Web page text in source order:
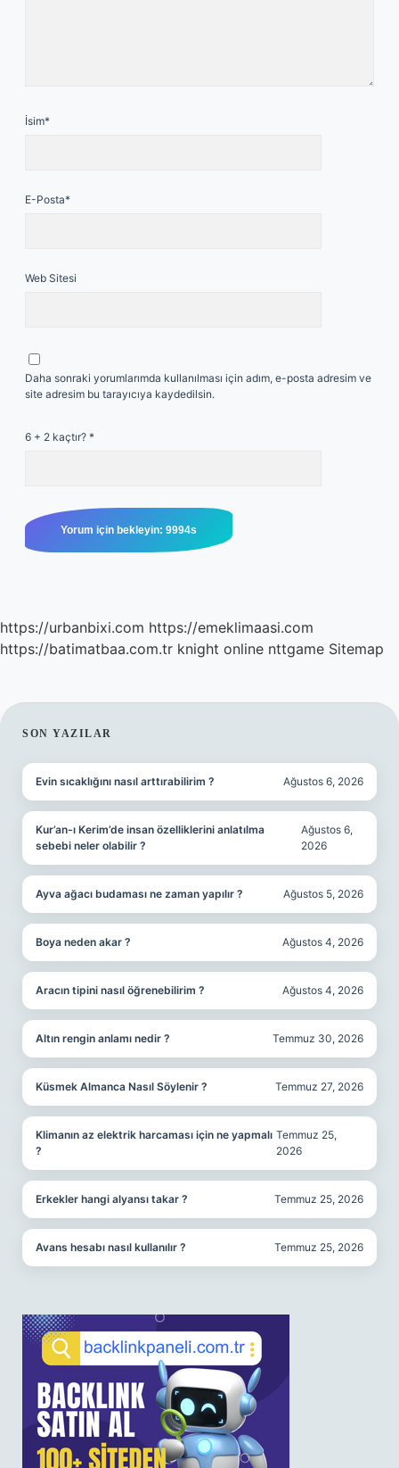
İsim*
E-Posta*
Web Sitesi
Daha sonraki yorumlarımda kullanılması için adım, e-posta adresim ve
site adresim bu tarayıcıya kaydedilsin.
6 + 2 kaçtır? *
https://urbanbixi.com https://emeklimaasi.com
https://batimatbaa.com.tr knight online nttgame Sitemap
SIDEBAR
SON YAZILAR
Evin sıcaklığını nasıl arttırabilirim ? Ağustos 6, 2026
Kur’an-ı Kerim’de insan özelliklerini anlatılma
sebebi neler olabilir ?
Ağustos 6,
2026
Ayva ağacı budaması ne zaman yapılır ? Ağustos 5, 2026
Boya neden akar ? Ağustos 4, 2026
Aracın tipini nasıl öğrenebilirim ? Ağustos 4, 2026
Altın rengin anlamı nedir ? Temmuz 30, 2026
Küsmek Almanca Nasıl Söylenir ? Temmuz 27, 2026
Klimanın az elektrik harcaması için ne yapmalı
?
Temmuz 25,
2026
Erkekler hangi alyansı takar ? Temmuz 25, 2026
Avans hesabı nasıl kullanılır ? Temmuz 25, 2026